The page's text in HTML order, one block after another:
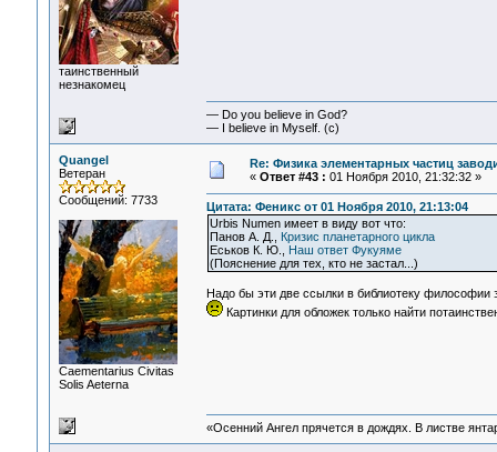
таинственный
незнакомец
— Do you believe in God?
— I believe in Myself. (c)
Quangel
Ветеран
Сообщений: 7733
Сaementarius Civitas
Solis Aeterna
Re: Физика элементарных частиц
« Ответ #43 : 01 Ноября 2010, 21:32:32 »
Цитата: Феникс от 01 Ноября 2010, 21:13:04
Urbis Numen имеет в виду вот что:
Панов А. Д.,
Кризис планетарного цикла
Еськов К. Ю.,
Наш ответ Фукуяме
(Пояснение для тех, кто не застал...)
Надо бы эти две ссылки в библиотеку философии
Картинки для обложек только найти
«Осенний Ангел прячется в дождях. В листве